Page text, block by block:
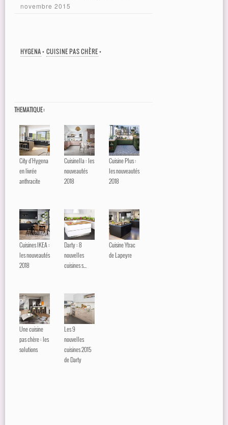
novembre 2015
HYGENA• CUISINE PAS CHÈRE•
THEMATIQUE :
City d'Hygena
en livrée
anthracite
Cuisinella : les
nouveautés
2018
Cuisine Plus :
les nouveautés
2018
Cuisines IKEA :
les nouveautés
2018
Darty : 8
nouvelles
cuisines s...
Cuisine Ytrac
de Lapeyre
Une cuisine
pas chère : les
solutions
Les 9
nouvelles
cuisines 2015
de Darty